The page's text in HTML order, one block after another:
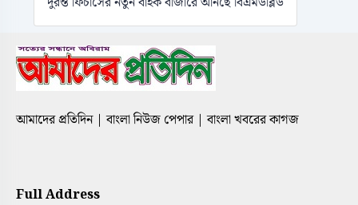
আমাদের প্রতিদিন | বাংলা নিউজ পেপার | বাংলা খবরের কাগজ
Full Address